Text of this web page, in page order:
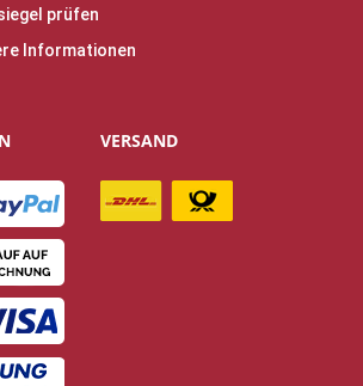
prüfen
Informationen
VERSAND